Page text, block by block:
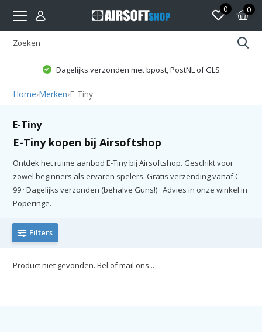
0 0
Dagelijks verzonden met bpost, PostNL of GLS
Home›Merken›E-Tiny
E-Tiny
E-Tiny kopen bij Airsoftshop
Ontdek het ruime aanbod E-Tiny bij Airsoftshop. Geschikt voor
zowel beginners als ervaren spelers. Gratis verzending vanaf €
99 · Dagelijks verzonden (behalve Guns!) · Advies in onze winkel in
Poperinge.
Filters
Product niet gevonden. Bel of mail ons...